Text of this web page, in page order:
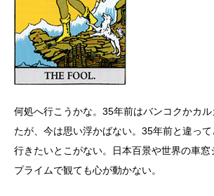
何処へ行こうかな。35年前はバンコクかカ
たが、今は思い浮かばない。35年前と違っ
行きたいとこがない。日本百景や世界の車窓
プライムで観ても心が動かない。